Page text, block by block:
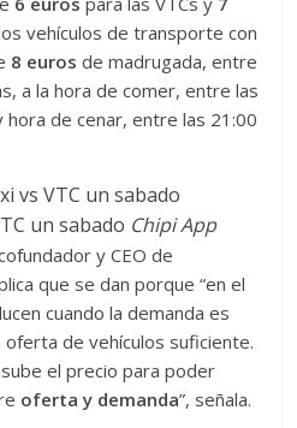
vehículos de transporte con
8 euros de madrugada, entre
a la hora de comer, entre las
hora de cenar, entre las 21:00
un sabado Chipi App
y CEO de
que se dan porque “en el
cuando la demanda es
de vehículos suficiente.
el precio para poder
oferta y demanda”, señala.